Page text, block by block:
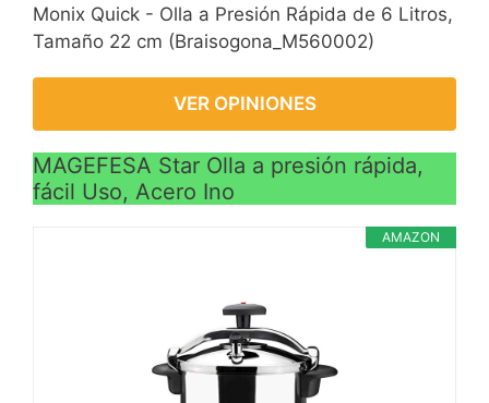
Monix Quick - Olla a Presión Rápida de 6 Litros,
Tamaño 22 cm (Braisogona_M560002)
VER OPINIONES
MAGEFESA Star Olla a presión rápida,
fácil Uso, Acero Ino
AMAZON